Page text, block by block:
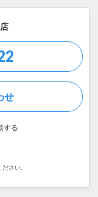
せ
する
さい。